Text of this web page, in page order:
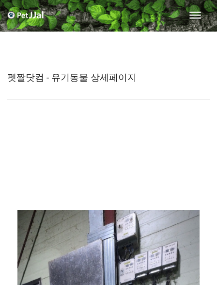
펫짤닷컴 - 유기동물 상세페이지